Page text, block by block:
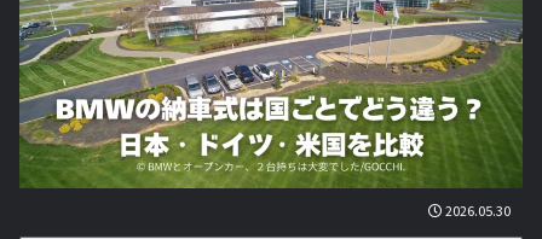
2026.05.30